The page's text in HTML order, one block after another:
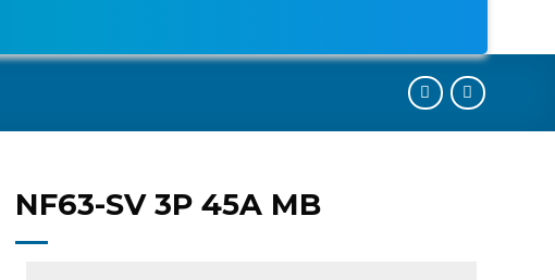
NF63-SV 3P 45A MB